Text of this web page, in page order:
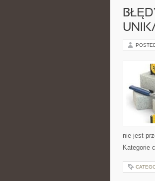
nie jest
Kategorie